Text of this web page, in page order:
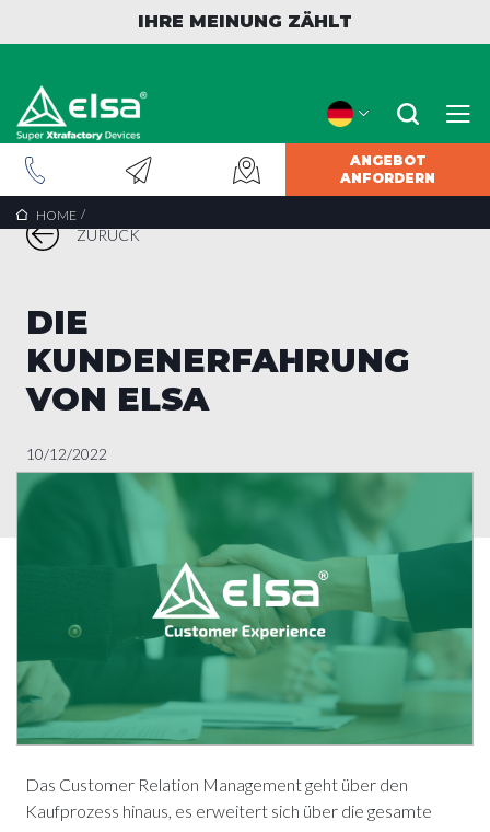
IHRE MEINUNG ZÄHLT
ANGEBOT
ANFORDERN
HOME /
ZURÜCK
DIE
KUNDENERFAHRUNG
VON ELSA
10/12/2022
Das Customer Relation Management geht über den
Kaufprozess hinaus, es erweitert sich über die gesamte